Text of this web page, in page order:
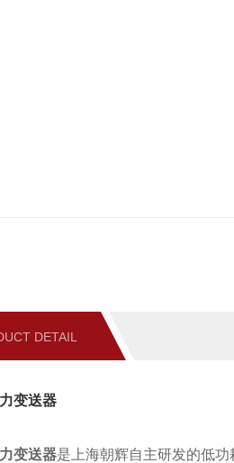
DETAIL
变送器
变送器是上海朝辉自主研发的低